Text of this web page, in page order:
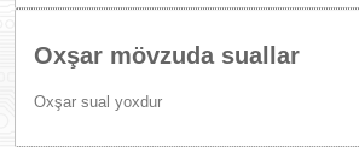
Oxşar mövzuda suallar
Oxşar sual yoxdur